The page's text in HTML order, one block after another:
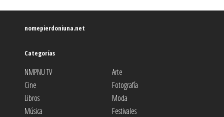
nomepierdoniuna.net
Categorías
NMPNU TV
Arte
Cine
Fotografía
Libros
Moda
Música
Festivales